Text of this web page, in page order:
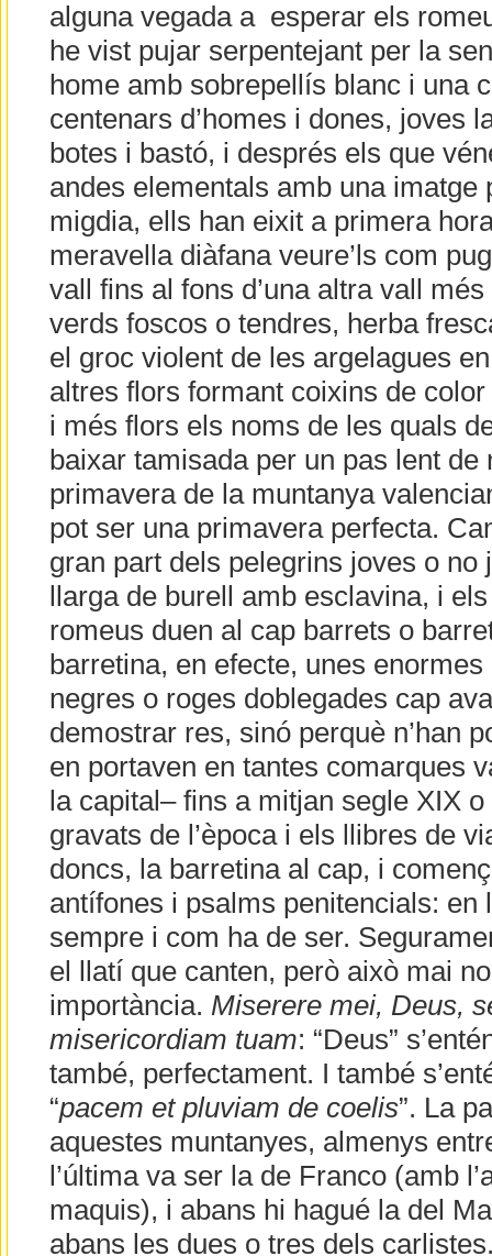
alguna vegada a esperar els
he vist pujar serpentejant per la
home amb sobrepellís blanc i una
centenars d’homes i dones, joves
botes i bastó, i després els que
andes elementals amb una imatge
migdia, ells han eixit a primera
meravella diàfana veure’ls com
vall fins al fons d’una altra vall
verds foscos o tendres, herba
el groc violent de les argelagues
altres flors formant coixins de
i més flors els noms de les quals
baixar tamisada per un pas lent
primavera de la muntanya
pot ser una primavera perfecta.
gran part dels pelegrins joves o no
llarga de burell amb esclavina, i
romeus duen al cap barrets o
barretina, en efecte, unes
negres o roges doblegades cap
demostrar res, sinó perquè n’han
en portaven en tantes comarques
la capital– fins a mitjan segle XIX
gravats de l’època i els llibres de
doncs, la barretina al cap, i
antífones i psalms penitencials: en
sempre i com ha de ser.
el llatí que canten, però això mai
importància. Miserere mei, Deus,
misericordiam tuam: “Deus”
també, perfectament. I també
“pacem et pluviam de coelis”. La
aquestes muntanyes, almenys
l’última va ser la de Franco (amb
maquis), i abans hi hagué la del
abans les dues o tres dels